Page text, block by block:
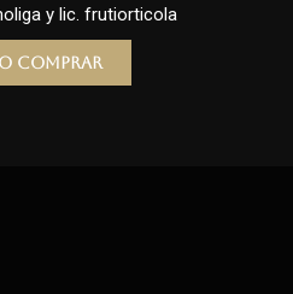
y lic. frutiorticola
comprar